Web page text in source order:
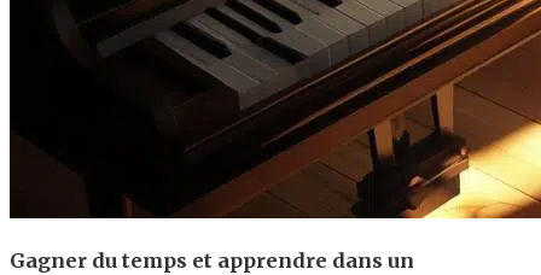
Gagner du temps et apprendre dans un